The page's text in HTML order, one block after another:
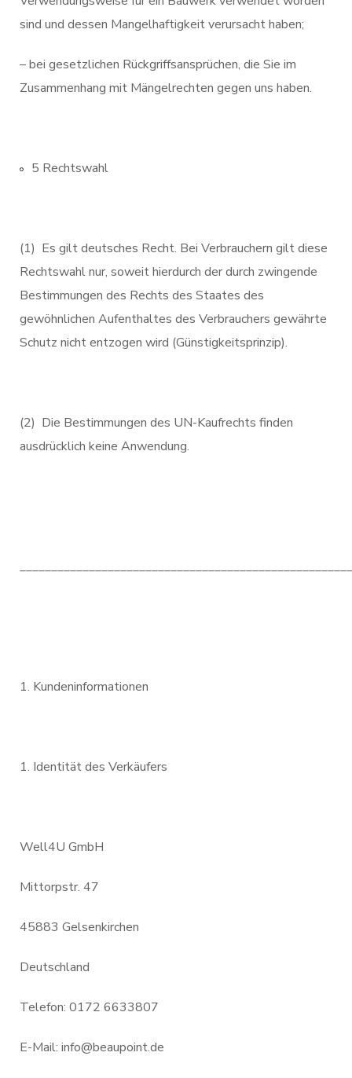
sind und dessen Mangelhaftigkeit verursacht haben;
– bei gesetzlichen Rückgriffsansprüchen, die Sie im
Zusammenhang mit Mängelrechten gegen uns haben.
5 Rechtswahl
(1) Es gilt deutsches Recht. Bei Verbrauchern gilt diese
Rechtswahl nur, soweit hierdurch der durch zwingende
Bestimmungen des Rechts des Staates des
gewöhnlichen Aufenthaltes des Verbrauchers gewährte
Schutz nicht entzogen wird (Günstigkeitsprinzip).
(2) Die Bestimmungen des UN-Kaufrechts finden
ausdrücklich keine Anwendung.
Kundeninformationen
Identität des Verkäufers
Well4U GmbH
Mittorpstr. 47
45883 Gelsenkirchen
Deutschland
Telefon: 0172 6633807
E-Mail: info@beaupoint.de